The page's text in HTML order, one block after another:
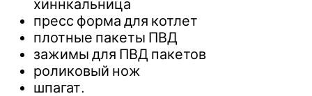
хиннкальница
пресс форма для котлет
плотные пакеты ПВД
зажимы для ПВД пакетов
роликовый нож
шпагат.